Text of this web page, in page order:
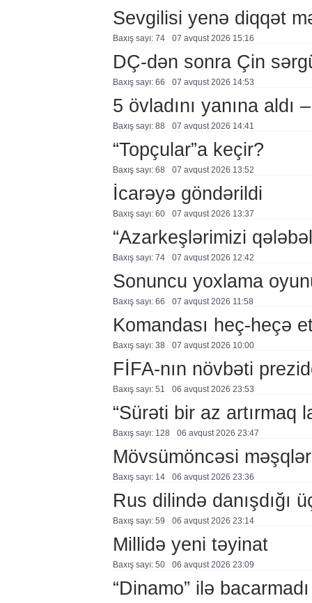
Sevgilisi yenə diqqət
Baxış sayı: 74 07 avqust 2026 15:16
DÇ-dən sonra Çin
Baxış sayı: 66 07 avqust 2026 14:53
5 övladını yanına aldı
Baxış sayı: 88 07 avqust 2026 14:41
“Topçular”a keçir?
Baxış sayı: 68 07 avqust 2026 13:52
İcarəyə göndərildi
Baxış sayı: 60 07 avqust 2026 13:37
“Azarkeşlərimizi
Baxış sayı: 74 07 avqust 2026 12:42
Sonuncu yoxlama
Baxış sayı: 66 07 avqust 2026 11:58
Komandası heç-heçə
Baxış sayı: 38 07 avqust 2026 10:00
FİFA-nın növbəti
Baxış sayı: 51 06 avqust 2026 23:53
“Sürəti bir az artırmaq
Baxış sayı: 128 06 avqust 2026 23:47
Mövsümöncəsi
Baxış sayı: 14 06 avqust 2026 23:36
Rus dilində danışdığı
Baxış sayı: 59 06 avqust 2026 23:14
Millidə yeni təyinat
Baxış sayı: 50 06 avqust 2026 23:09
“Dinamo” ilə bacarmadı